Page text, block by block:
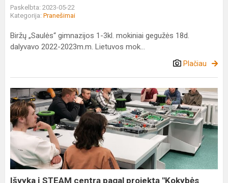
Paskelbta: 2023-05-22
Kategorija: Pranešimai
Biržų „Saulės“ gimnazijos 1-3kl. mokiniai gegužės 18d.
dalyvavo 2022-2023m.m. Lietuvos mok...
Plačiau
Išvyka
į
STEAM
centrą
pagal
projektą
"Kokybės
krepšelis"
Išvyka į STEAM centrą pagal projektą "Kokybės